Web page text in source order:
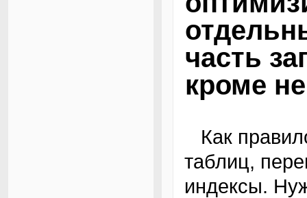
часть
кроме
Как правило, надо пересматривать структуру
таблиц,
индексы.